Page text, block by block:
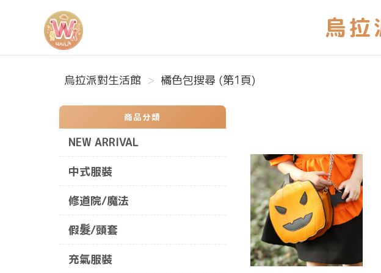
烏拉派對生活館
烏拉派對生活館 橘色包搜尋 (第1頁)
商品分類
NEW ARRIVAL
中式服裝
修道院/魔法
假髮/頭套
充氣服裝